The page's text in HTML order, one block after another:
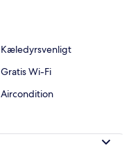
Kæledyrsvenligt
Gratis Wi-Fi
Aircondition